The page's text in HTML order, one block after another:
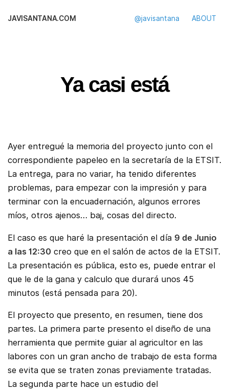
JAVISANTANA.COM @javisantana ABOUT
Ya casi está
Ayer entregué la memoria del proyecto junto con el
correspondiente papeleo en la secretaría de la ETSIT.
La entrega, para no variar, ha tenido diferentes
problemas, para empezar con la impresión y para
terminar con la encuadernación, algunos errores
míos, otros ajenos… baj, cosas del directo.
El caso es que haré la presentación el día 9 de Junio
a las 12:30 creo que en el salón de actos de la ETSIT.
La presentación es pública, esto es, puede entrar el
que le de la gana y calculo que durará unos 45
minutos (está pensada para 20).
El proyecto que presento, en resumen, tiene dos
partes. La primera parte presento el diseño de una
herramienta que permite guiar al agricultor en las
labores con un gran ancho de trabajo de esta forma
se evita que se traten zonas previamente tratadas.
La segunda parte hace un estudio del